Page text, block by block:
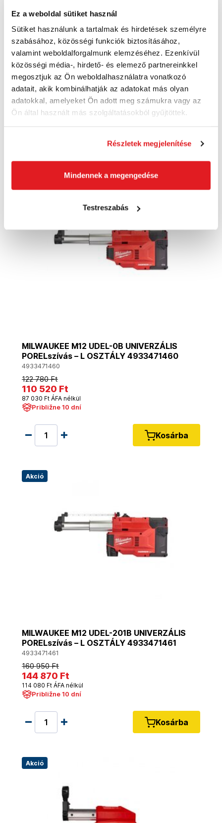
Ez a weboldal sütiket használ
Sütiket használunk a tartalmak és hirdetések személyre
szabásához, közösségi funkciók biztosításához,
valamint weboldalforgalmunk elemzéséhez. Ezenkívül
közösségi média-, hirdető- és elemező partnereinkkel
megosztjuk az Ön weboldalhasználatra vonatkozó
adatait, akik kombinálhatják az adatokat más olyan
adatokkal, amelyeket Ön adott meg számukra vagy az
Ön által használt más szolgáltatásokból gyűjtöttek.
Részletek megjelenítése
Mindennek a megengedése
Testreszabás
MILWAUKEE M18-28 CPDEX-0
AKKUMULÁTOR KIVÁVÓ KALAPÁCSHOZ
4933446810
4933446810
103 490 Ft
93 170 Ft
73 370 Ft ÁFA nélkül
Kosárba
Akció
MILWAUKEE M12 UDEL-0B UNIVERZÁLIS
PORELszívás – L OSZTÁLY 4933471460
4933471460
122 780 Ft
110 520 Ft
87 030 Ft ÁFA nélkül
Približne 10 dní
Kosárba
Akció
MILWAUKEE M12 UDEL-201B UNIVERZÁLIS
PORELszívás – L OSZTÁLY 4933471461
4933471461
160 950 Ft
144 870 Ft
114 080 Ft ÁFA nélkül
Približne 10 dní
Kosárba
Akció